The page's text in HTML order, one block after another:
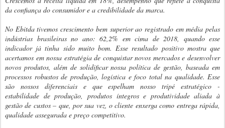
da confiança do consumidor e a credibilidade da marca.
No Ebitda tivemos crescimento bem superior ao registrado em média pelas
indústrias brasileiras no ano: 62,2% em cima de 2018, quando esse
indicador já tinha sido muito bom. Esse resultado positivo mostra que
acertamos em nossa estratégia de conquistar novos mercados e desenvolver
novos produtos, além de solidificar nossa política de gestão, baseada em
processos robustos de produção, logística e foco total na qualidade. Esse
são nossos diferenciais e que espelham nosso tripé estratégico -
estabilidade de produção, produtos íntegros e produtividade aliada à
gestão de custos – que, por sua vez, o cliente enxerga como entrega rápida,
qualidade assegurada e preço competitivo.